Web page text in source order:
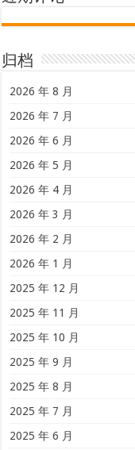
归档
2026 年 8 月
2026 年 7 月
2026 年 6 月
2026 年 5 月
2026 年 4 月
2026 年 3 月
2026 年 2 月
2026 年 1 月
2025 年 12 月
2025 年 11 月
2025 年 10 月
2025 年 9 月
2025 年 8 月
2025 年 7 月
2025 年 6 月